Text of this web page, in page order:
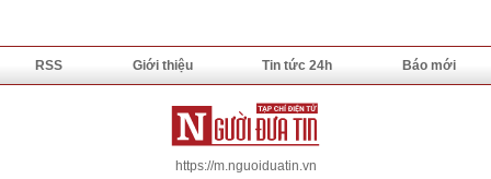
RSS Giới thiệu Tin tức 24h Báo mới
https://m.nguoiduatin.vn